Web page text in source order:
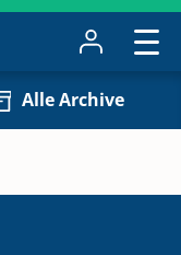
Alle Archive